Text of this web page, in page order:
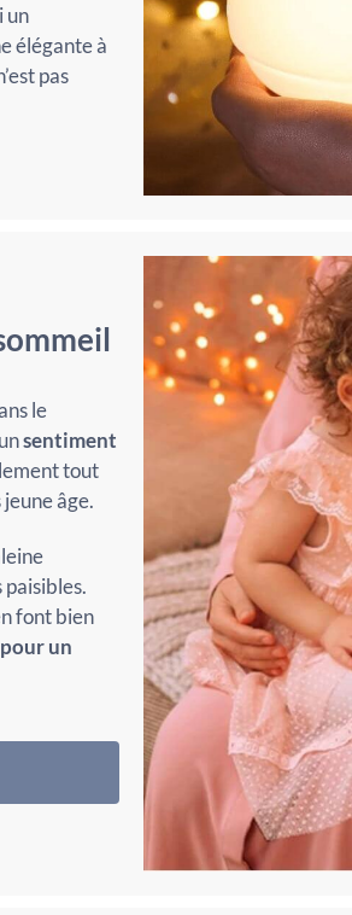
un
élégante à
pas
le
sentiment
tout
âge.
font bien
un